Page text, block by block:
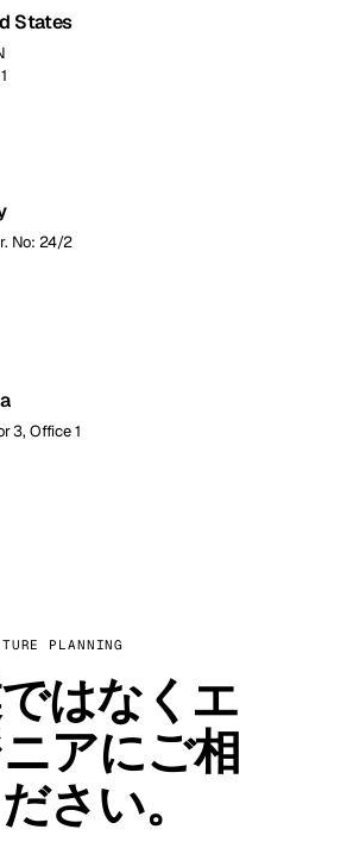
States
No: 24/2
3, Office 1
PLANNING
はなくエ
アにご相
さい。